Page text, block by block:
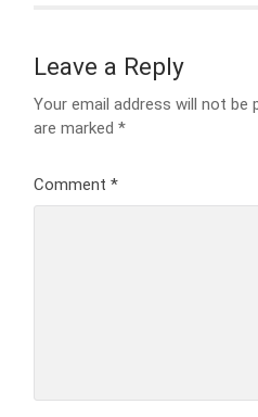
Leave a Reply
Your email address will not be
are marked*
Comment*